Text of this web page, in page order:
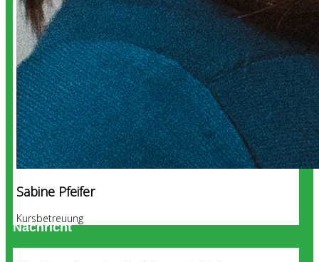
Sabine Pfeifer
Kursbetreuung
Nachricht